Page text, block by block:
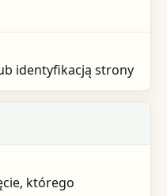
identyfikacją strony
którego